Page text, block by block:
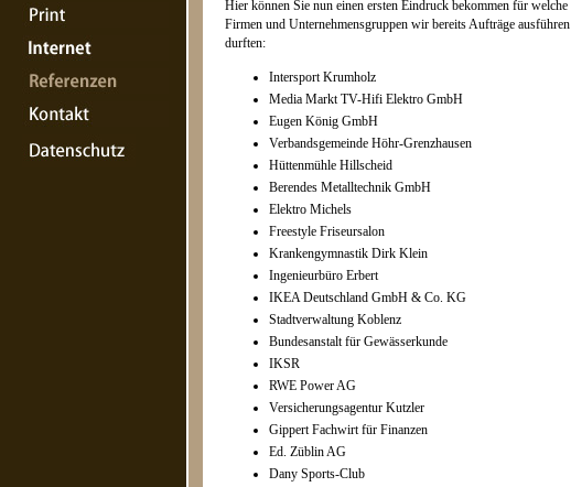
Hier können Sie nun einen ersten Eindruck bekommen für welche
Firmen und Unternehmensgruppen wir bereits Aufträge ausführen
durften:
Intersport Krumholz
Media Markt TV-Hifi Elektro GmbH
Eugen König GmbH
Verbandsgemeinde Höhr-Grenzhausen
Hüttenmühle Hillscheid
Berendes Metalltechnik GmbH
Elektro Michels
Freestyle Friseursalon
Krankengymnastik Dirk Klein
Ingenieurbüro Erbert
IKEA Deutschland GmbH & Co. KG
Stadtverwaltung Koblenz
Bundesanstalt für Gewässerkunde
IKSR
RWE Power AG
Versicherungsagentur Kutzler
Gippert Fachwirt für Finanzen
Ed. Züblin AG
Dany Sports-Club